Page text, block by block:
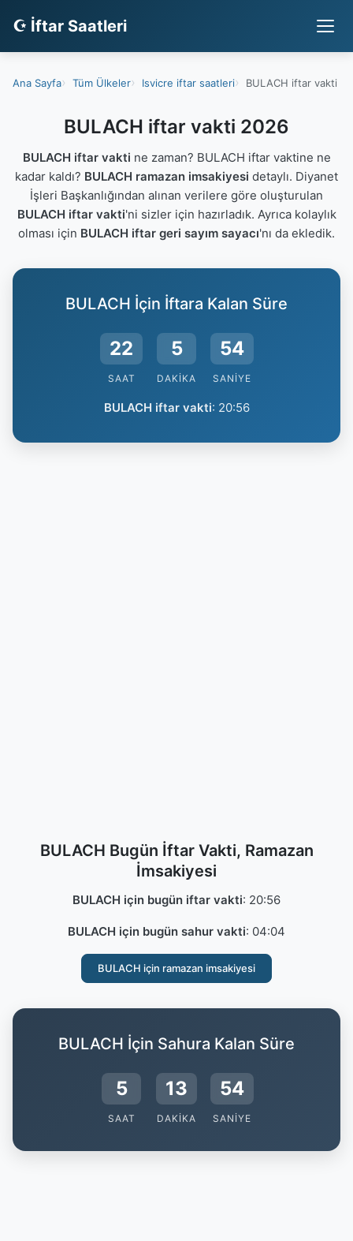
☪ İftar Saatleri
Ana Sayfa Tüm Ülkeler Isvicre iftar saatleri BULACH iftar vakti
BULACH iftar vakti 2026
BULACH iftar vakti ne zaman? BULACH iftar vaktine ne
kadar kaldı? BULACH ramazan imsakiyesi detaylı. Diyanet
İşleri Başkanlığından alınan verilere göre oluşturulan
BULACH iftar vakti'ni sizler için hazırladık. Ayrıca kolaylık
olması için BULACH iftar geri sayım sayacı'nı da ekledik.
BULACH İçin İftara Kalan Süre
22
SAAT
5
DAKIKA
53
SANIYE
BULACH iftar vakti: 20:56
BULACH Bugün İftar Vakti, Ramazan
İmsakiyesi
BULACH için bugün iftar vakti: 20:56
BULACH için bugün sahur vakti: 04:04
BULACH için ramazan imsakiyesi
BULACH İçin Sahura Kalan Süre
5
SAAT
13
DAKIKA
53
SANIYE